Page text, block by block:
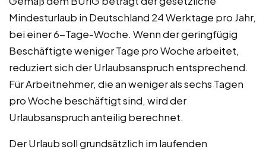
Mindesturlaub in Deutschland 24 Werktage pro Jahr,
bei einer 6-Tage-Woche. Wenn der geringfügig
Beschäftigte weniger Tage pro Woche arbeitet,
reduziert sich der Urlaubsanspruch entsprechend.
Für Arbeitnehmer, die an weniger als sechs Tagen
pro Woche beschäftigt sind, wird der
Urlaubsanspruch anteilig berechnet.
Der Urlaub soll grundsätzlich im laufenden